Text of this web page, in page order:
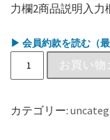
力欄2商品説明入力
▶ 会員約款を読む（
お買い物
カテゴリー: